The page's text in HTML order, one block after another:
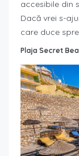
accesibile din
Dacă vrei s-
care duce
Plaja Secret